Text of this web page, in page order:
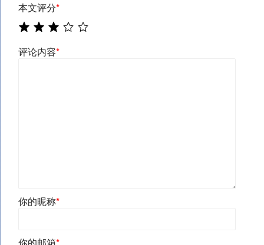
本文评分*
评论内容*
你的昵称*